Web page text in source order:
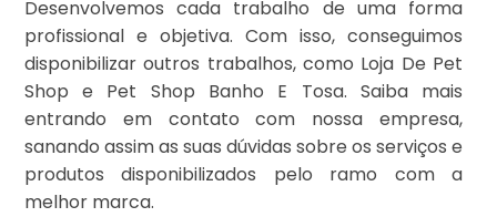
Desenvolvemos cada trabalho de uma forma
profissional e objetiva. Com isso, conseguimos
disponibilizar outros trabalhos, como Loja De Pet
Shop e Pet Shop Banho E Tosa. Saiba mais
entrando em contato com nossa empresa,
sanando assim as suas dúvidas sobre os serviços e
produtos disponibilizados pelo ramo com a
melhor marca.